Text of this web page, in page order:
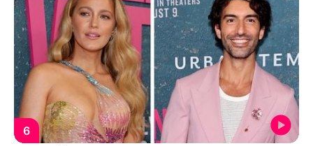
6